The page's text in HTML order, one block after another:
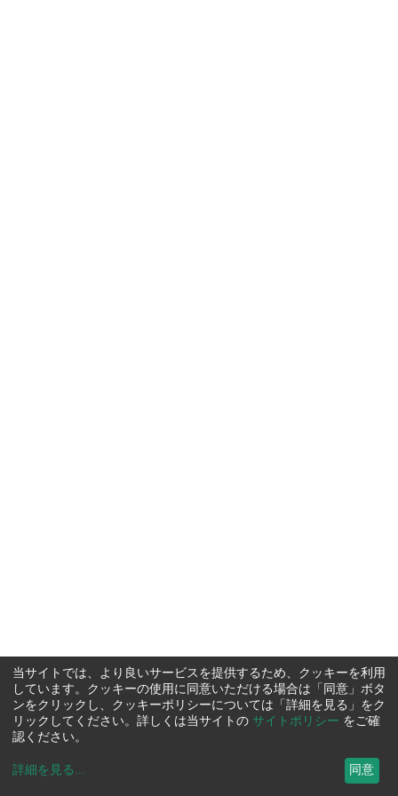
当サイトでは、より良いサービスを提供するため、クッキーを利用
しています。クッキーの使用に同意いただける場合は「同意」ボタ
ンをクリックし、クッキーポリシーについては「詳細を見る」をク
リックしてください。詳しくは当サイトの サイトポリシー をご確
認ください。
詳細を見る ... 同意